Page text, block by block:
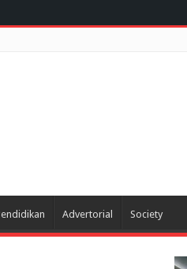
Advertorial Society